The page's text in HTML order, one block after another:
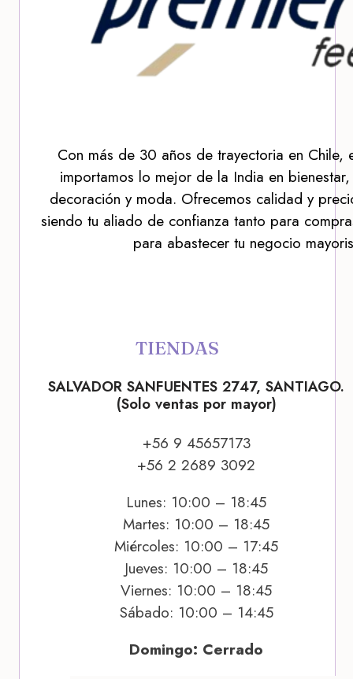
Con más de 30 años de trayectoria en Chile,
importamos lo mejor de la India en
decoración y moda. Ofrecemos calidad y
siendo tu aliado de confianza tanto para
para abastecer tu negocio
TIENDAS
SALVADOR SANFUENTES 2747, SANTIAGO.
(Solo ventas por mayor)
+56 9 45657173
+56 2 2689 3092
Lunes: 10:00 – 18:45
Martes: 10:00 – 18:45
Miércoles: 10:00 – 17:45
Jueves: 10:00 – 18:45
Viernes: 10:00 – 18:45
Sábado: 10:00 – 14:45
Domingo: Cerrado